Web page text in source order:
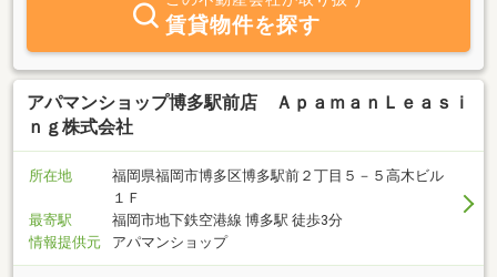
賃貸物件を探す
アパマンショップ博多駅前店 ＡｐａｍａｎＬｅａｓｉ
ｎｇ株式会社
所在地
福岡県福岡市博多区博多駅前２丁目５－５高木ビル
１Ｆ
最寄駅
福岡市地下鉄空港線 博多駅 徒歩3分
情報提供元
アパマンショップ